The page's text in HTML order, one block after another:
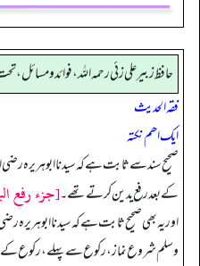
حافظ زبير على زئي رحمه الله، فوائد و مسائل،
فقہ الحدیث
ایک اھم نکتہ
صحیح سند سے ثابت ہے کہ سیدنا ابوہریرہ
کے بعد رفع یدین کرتے تھے۔[جزء رفع الیدین
اور یہ بھی صحیح ثابت ہے کہ سیدنا ابوہریرہ
وسلم شروع نماز، رکوع سے پہلے، رکوع کے